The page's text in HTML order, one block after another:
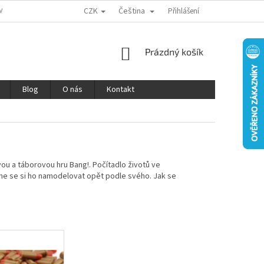
OCHRANY OSOBNÍCH ÚDAJŮ REKLAMACE A VRÁCENÍ ZBOŽÍ
CZK Čeština Přihlášení
NÁKUPNÍ
Prázdný košík
Blog O nás Kontakt
a táborovou hru Bang!. Počítadlo životů ve
se si ho namodelovat opět podle svého. Jak se